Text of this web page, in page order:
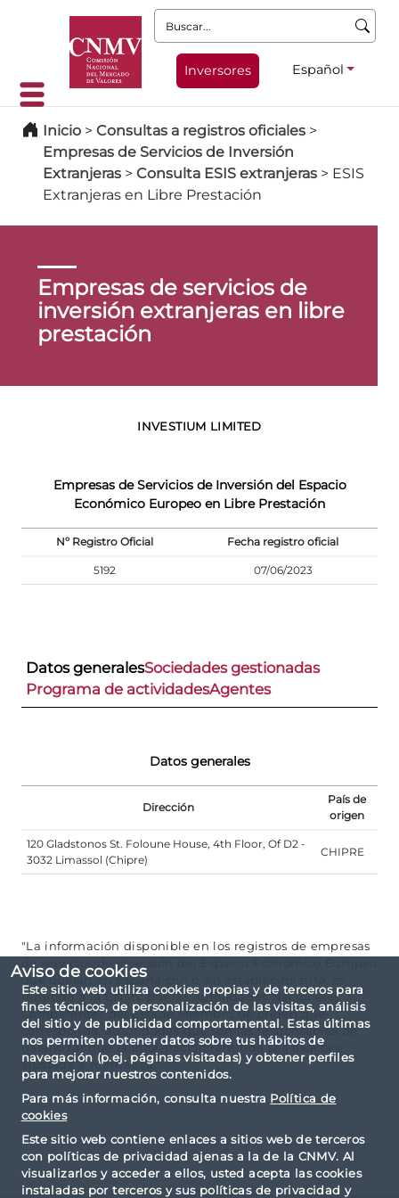
Aviso de cookies
Este sitio web utiliza cookies propias y de terceros para
fines técnicos, de personalización de las visitas, análisis
del sitio y de publicidad comportamental. Estas últimas
nos permiten obtener datos sobre tus hábitos de
navegación (p.ej. páginas visitadas) y obtener perfiles
para mejorar nuestros contenidos.
Para más información, consulta nuestra Política de
cookies
Este sitio web contiene enlaces a sitios web de terceros
con políticas de privacidad ajenas a la de la CNMV. Al
visualizarlos y acceder a ellos, usted acepta las cookies
instaladas por terceros y sus políticas de privacidad y
Buscar:
Inversores Español
Inicio > Consultas a registros oficiales >
Empresas de Servicios de Inversión
Extranjeras > Consulta ESIS extranjeras > ESIS
Extranjeras en Libre Prestación
Empresas de servicios de
inversión extranjeras en libre
prestación
INVESTIUM LIMITED
Empresas de Servicios de Inversión del Espacio
Económico Europeo en Libre Prestación
Nº Registro Oficial Fecha registro oficial
5192 07/06/2023
Datos generalesSociedades gestionadas
Programa de actividadesAgentes
Datos generales
Dirección
País de
origen
120 Gladstonos St. Foloune House, 4th Floor, Of D2 -
3032 Limassol (Chipre)
CHIPRE
"La información disponible en los registros de empresas
de servicios de inversión del Espacio Económico Europeo
que operan en España con o sin establecimiento, es
remitida a la CNMV por las Autoridades Nacionales
Competentes del Estado Miembro de origen que
corresponda, autoridades que son las responsables de
garantizar que la información remitida sea exacta y
ajustada a normativa."